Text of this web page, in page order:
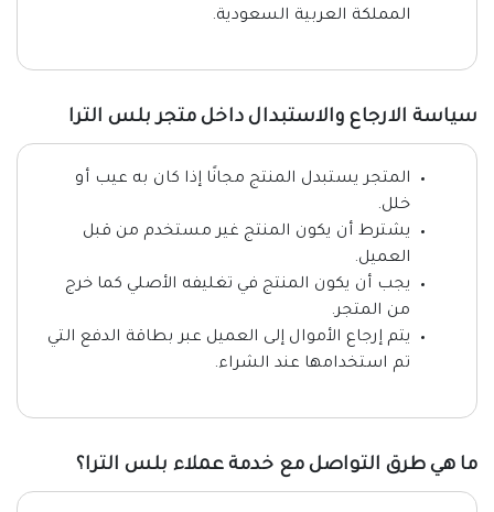
المملكة العربية السعودية.
سياسة الارجاع والاستبدال داخل متجر بلس الترا
المتجر يستبدل المنتج مجانًا إذا كان به عيب أو
خلل.
يشترط أن يكون المنتج غير مستخدم من قبل
العميل.
يجب أن يكون المنتج في تغليفه الأصلي كما خرج
من المتجر.
يتم إرجاع الأموال إلى العميل عبر بطاقة الدفع التي
تم استخدامها عند الشراء.
ما هي طرق التواصل مع خدمة عملاء بلس الترا؟